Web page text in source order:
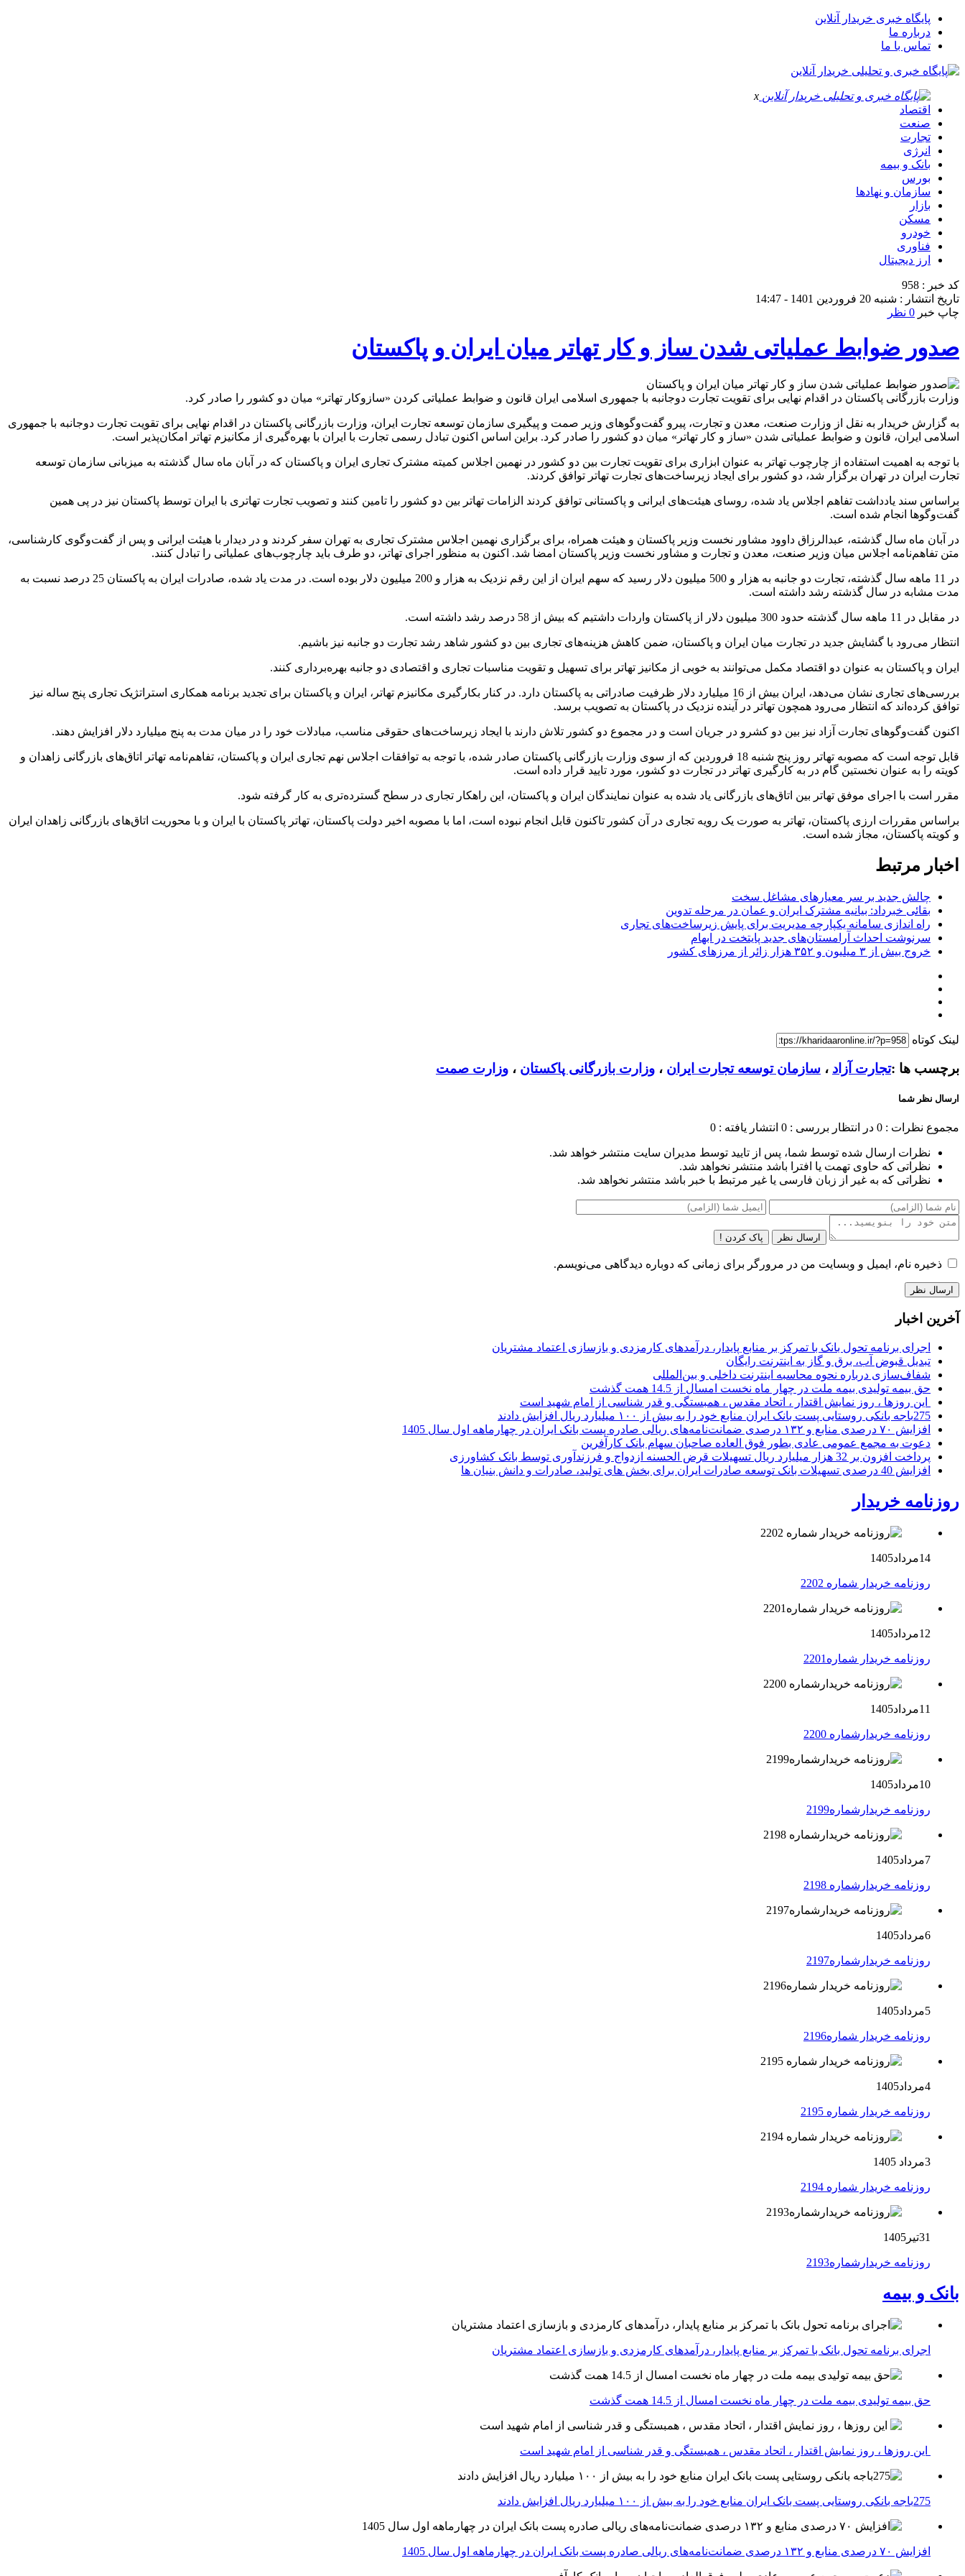
پایگاه خبری خریدار آنلاین
درباره ما
تماس با ما
x
اقتصاد
صنعت
تجارت
انرژی
بانک و بیمه
بورس
سازمان و نهادها
بازار
مسکن
خودرو
فناوری
ارز دیجیتال
کد خبر : 958
تاریخ انتشار : شنبه 20 فروردین 1401 - 14:47
چاپ خبر 0 نظر
صدور ضوابط عملیاتی شدن ساز و کار تهاتر میان ایران و پاکستان
وزارت بازرگانی پاکستان در اقدام نهایی برای تقویت تجارت دوجانبه با جمهوری اسلامی ایران قانون و ضوابط عملیاتی کردن «سازوکار تهاتر» میان دو کشور را صادر کرد.
به گزارش خریدار به نقل از وزارت صنعت، معدن و تجارت، پیرو گفت‌وگو‌های وزیر صمت و پیگیری‌ سازمان توسعه تجارت ایران، وزارت بازرگانی پاکستان در اقدام نهایی برای تقویت تجارت دوجانبه با جمهوری
اسلامی ایران، قانون و ضوابط عملیاتی شدن «ساز و کار تهاتر» میان دو کشور را صادر کرد. براین اساس اکنون تبادل رسمی تجارت با ایران با بهره‌گیری از مکانیزم تهاتر امکان‌پذیر است.
با توجه به اهمیت استفاده از چارچوب تهاتر به عنوان ابزاری برای تقویت تجارت بین دو کشور در نهمین اجلاس کمیته مشترک تجاری ایران و پاکستان که در آبان ماه سال گذشته به میزبانی سازمان توسعه
تجارت ایران در تهران برگزار شد، دو کشور برای ایجاد زیرساخت‌های تجارت تهاتر توافق کردند.
براساس سند یادداشت تفاهم اجلاس یاد شده، روسای هیئت‌های ایرانی و پاکستانی توافق کردند الزامات تهاتر بین دو کشور را تامین کنند و تصویب تجارت تهاتری با ایران توسط پاکستان نیز در پی همین
گفت‌وگوها انجام شده است.
در آبان ماه سال گذشته، عبدالرزاق داوود مشاور نخست وزیر پاکستان و هیئت همراه، برای برگزاری نهمین اجلاس مشترک تجاری به تهران سفر کردند و در دیدار با هیئت ایرانی و پس از گفت‌وگوی کارشناسی،
متن تفاهم‌نامه اجلاس میان وزیر صنعت، معدن و تجارت و مشاور نخست وزیر پاکستان امضا شد. اکنون به منظور اجرای تهاتر، دو طرف باید چارچوب‌های عملیاتی را تبادل کنند.
در 11 ماهه سال گذشته، تجارت دو جانبه به هزار و 500 میلیون دلار رسید که سهم ایران از این رقم نزدیک به هزار و 200 میلیون دلار بوده است. در مدت یاد شده، صادرات ایران به پاکستان 25 درصد نسبت به
مدت مشابه در سال گذشته رشد داشته است.
در مقابل در 11 ماهه سال گذشته حدود 300 میلیون دلار از پاکستان واردات داشتیم که بیش از 58 درصد رشد داشته است.
انتظار می‌رود با گشایش جدید در تجارت میان ایران و پاکستان، ضمن کاهش هزینه‌های تجاری بین دو کشور شاهد رشد تجارت دو جانبه نیز باشیم.
ایران و پاکستان به عنوان دو اقتصاد مکمل می‌توانند به خوبی از مکانیز تهاتر برای تسهیل و تقویت مناسبات تجاری و اقتصادی دو جانبه بهره‌برداری کنند.
بررسی‌های تجاری نشان می‌دهد، ایران بیش از 16 میلیارد دلار ظرفیت صادراتی به پاکستان دارد. در کنار بکارگیری مکانیزم تهاتر، ایران و پاکستان برای تجدید برنامه همکاری استراتژیک تجاری پنج ساله نیز
توافق کرده‌اند که انتظار می‌رود همچون تهاتر در آینده نزدیک در پاکستان به تصویب برسد.
اکنون گفت‌وگوهای تجارت آزاد نیز بین دو کشرو در جریان است و در مجموع دو کشور تلاش دارند با ایجاد زیرساخت‌های حقوقی مناسب، مبادلات خود را در میان مدت به پنج میلیارد دلار افزایش دهند.
قابل توجه است که مصوبه تهاتر روز پنج شنبه 18 فروردین که از سوی وزارت بازرگانی پاکستان صادر شده، با توجه به توافقات اجلاس نهم تجاری ایران و پاکستان، تفاهم‌نامه تهاتر اتاق‌های بازرگانی زاهدان و
کویته را به عنوان نخستین گام در به کارگیری تهاتر در تجارت دو کشور، مورد تایید قرار داده است.
مقرر است با اجرای موفق تهاتر بین اتاق‌های بازرگانی یاد شده به عنوان نمایندگان ایران و پاکستان، این راهکار تجاری در سطح گسترده‌تری به کار گرفته شود.
براساس مقررات ارزی پاکستان، تهاتر به صورت یک رویه تجاری در آن کشور تاکنون قابل انجام نبوده است، اما با مصوبه اخیر دولت پاکستان، تهاتر پاکستان با ایران و با محوریت اتاق‌های بازرگانی زاهدان ایران
و کویته پاکستان، مجاز شده است.
اخبار مرتبط
چالش جدید بر سر معیارهای مشاغل سخت
بقائی خبرداد: بیانیه مشترک ایران و عمان در مرحله تدوین
راه اندازی سامانه یکپارچه مدیریت برای پایش زیرساخت‌های تجاری
سرنوشت احداث آرامستان‌های جدید پایتخت در ابهام
خروج بیش از ۳ میلیون و ۳۵۲ هزار زائر از مرزهای کشور
لینک کوتاه
برچسب ها :تجارت آزاد ، سازمان توسعه تجارت ایران ، وزارت بازرگانی پاکستان ، وزارت صمت
ارسال نظر شما
مجموع نظرات : 0 در انتظار بررسی : 0 انتشار یافته : 0
نظرات ارسال شده توسط شما، پس از تایید توسط مدیران سایت منتشر خواهد شد.
نظراتی که حاوی تهمت یا افترا باشد منتشر نخواهد شد.
نظراتی که به غیر از زبان فارسی یا غیر مرتبط با خبر باشد منتشر نخواهد شد.
ارسال نظر پاک کردن !
ذخیره نام، ایمیل و وبسایت من در مرورگر برای زمانی که دوباره دیدگاهی می‌نویسم.
آخرین اخبار
اجرای برنامه تحول بانک با تمرکز بر منابع پایدار، درآمدهای کارمزدی و بازسازی اعتماد مشتریان
تبدیل قبوض آب، برق و گاز به اینترنت رایگان
شفاف‌سازی درباره نحوه محاسبه اینترنت داخلی و بین‌المللی
حق بیمه تولیدی بیمه ملت در چهار ماه نخست امسال از 14.5 همت گذشت
این روزها ، روز نمایش اقتدار ، اتحاد مقدس ، همبستگی و قدر شناسی از امام شهید است
275باجه بانکی روستایی پست بانک ایران منابع خود را به بیش از ۱۰۰ میلیارد ریال افزایش دادند
افزایش ۷۰ درصدی منابع و ۱۳۲ درصدی ضمانت‌نامه‌های ریالی صادره پست بانک ایران در چهارماهه اول سال 1405
دعوت به مجمع عمومی عادی بطور فوق العاده صاحبان سهام بانک کارآفرین
پرداخت افزون بر 32 هزار میلیارد ریال تسهیلات قرض الحسنه ازدواج و فرزندآوری توسط بانک کشاورزی
افزایش 40 درصدی تسهیلات بانک توسعه صادرات ایران برای بخش های تولید، صادرات و دانش بنیان ها
روزنامه خریدار
14مرداد1405
روزنامه خریدار شماره 2202
12مرداد1405
روزنامه خریدار شماره2201
11مرداد1405
روزنامه خریدارشماره 2200
10مرداد1405
روزنامه خریدارشماره2199
7مرداد1405
روزنامه خریدارشماره 2198
6مرداد1405
روزنامه خریدارشماره2197
5مرداد1405
روزنامه خریدار شماره2196
4مرداد1405
روزنامه خریدار شماره 2195
3مرداد 1405
روزنامه خریدار شماره 2194
31تیر1405
روزنامه خریدارشماره2193
بانک و بیمه
اجرای برنامه تحول بانک با تمرکز بر منابع پایدار، درآمدهای کارمزدی و بازسازی اعتماد مشتریان
حق بیمه تولیدی بیمه ملت در چهار ماه نخست امسال از 14.5 همت گذشت
این روزها ، روز نمایش اقتدار ، اتحاد مقدس ، همبستگی و قدر شناسی از امام شهید است
275باجه بانکی روستایی پست بانک ایران منابع خود را به بیش از ۱۰۰ میلیارد ریال افزایش دادند
افزایش ۷۰ درصدی منابع و ۱۳۲ درصدی ضمانت‌نامه‌های ریالی صادره پست بانک ایران در چهارماهه اول سال 1405